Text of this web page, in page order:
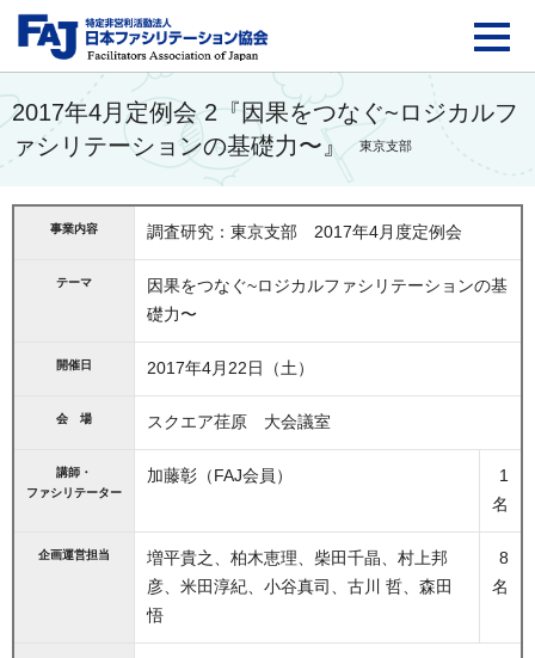
FAJ：特定非営利活動
2017年4月定例会 2『因果をつなぐ~ロジカルフ
ァシリテーションの基礎力〜』
東京支部
事業内容 調査研究：東京支部 2017年4月度定例会
テーマ
因果をつなぐ~ロジカルファシリテーションの基
礎力〜
開催日 2017年4月22日（土）
会 場 スクエア荏原 大会議室
講師・
ファシリテーター
加藤彰（FAJ会員）
1
名
企画運営担当
増平貴之、柏木恵理、柴田千晶、村上邦
彦、米田淳紀、小谷真司、古川 哲、森田
悟
8
名